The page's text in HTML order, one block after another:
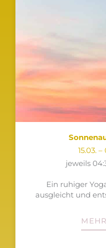
15.03.
jeweils
Ein ruhiger
ausgleicht und